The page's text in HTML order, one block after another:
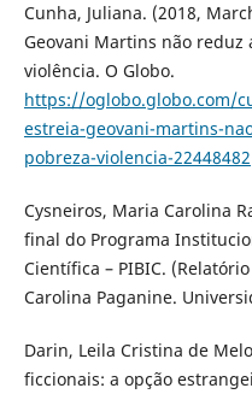
Cunha, Juliana. (2018,
Geovani Martins não reduz
violência. O Globo.
https://oglobo.globo.com/
estreia-geovani-martins-
pobreza-violencia-22448482
Cysneiros, Maria Carolina
final do Programa
Científica – PIBIC.
Carolina Paganine.
Darin, Leila Cristina de
ficcionais: a opção